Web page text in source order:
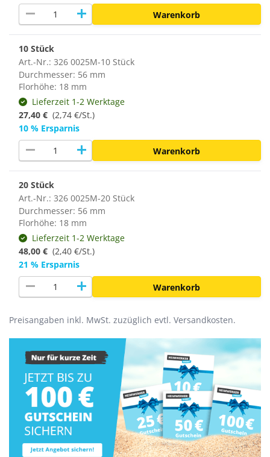
remove add Warenkorb
10 Stück
Art.-Nr.: 326 0025M-10 Stück
Durchmesser: 56 mm
Florhöhe: 18 mm
Lieferzeit 1-2 Werktage
27,40 € (2,74 €/St.)
10 % Ersparnis
remove add Warenkorb
20 Stück
Art.-Nr.: 326 0025M-20 Stück
Durchmesser: 56 mm
Florhöhe: 18 mm
Lieferzeit 1-2 Werktage
48,00 € (2,40 €/St.)
21 % Ersparnis
remove add Warenkorb
Preisangaben inkl. MwSt. zuzüglich evtl. Versandkosten.